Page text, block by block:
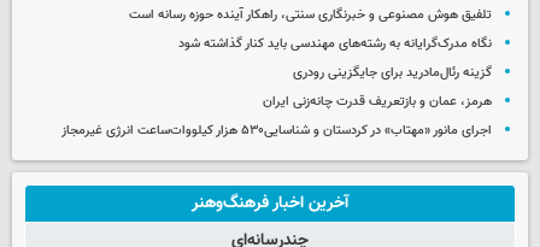
تلفیق هوش مصنوعی و خبرنگاری سنتی، راهکار آینده حوزه رسانه است
نگاه مدرک‌گرایانه به رشته‌های مهندسی باید کنار گذاشته شود
گزینه رئال‌مادرید برای جایگزینی رودری
هرمز، عمان و بازتعریف قدرت چانه‌زنی ایران
اجرای مانور ‌«مهتاب» در کردستان‌ و شناسایی۵۳۰ هزار کیلووات‌ساعت انرژی غیرمجاز ‌
آخرین اخبار فرهنگ‌وهنر
چندرسانه‌ای